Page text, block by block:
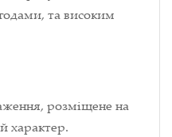
та високим
розміщене на
характер.